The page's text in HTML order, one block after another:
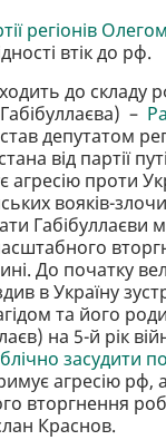
регіонів
втік до рф.
до складу
–
депутатом
від партії
агресію проти
вояків-
Габібуллаєви
До початку
в Україну
та його
на 5-й рік
засудити
агресію рф,
вторгнення
Краснов.